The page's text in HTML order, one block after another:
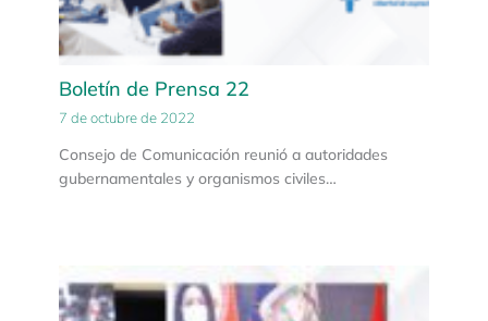
Boletín de Prensa 22
7 de octubre de 2022
Consejo de Comunicación reunió a autoridades
gubernamentales y organismos civiles…